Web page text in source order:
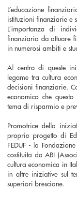
L’educazione
istituzioni finanziarie e
L’importanza di
finanziaria da attuare
in numerosi ambiti e
Al centro di queste
legame tra cultura
decisioni finanziarie.
economico che
tema di risparmio e
Promotrice della
proprio progetto di
FEDUF - la
costituita da ABI
cultura economica in
in altre iniziative sul
superiori bresciane.